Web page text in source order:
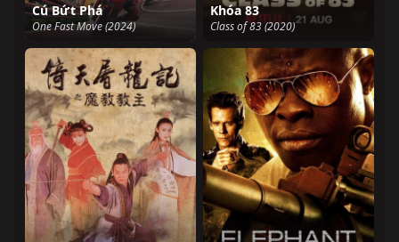
Cú Bứt Phá
One Fast Move (2024)
Khóa 83
Class of 83 (2020)